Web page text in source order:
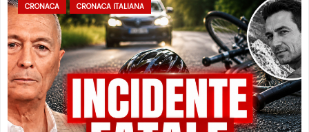
CRONACA CRONACA ITALIANA